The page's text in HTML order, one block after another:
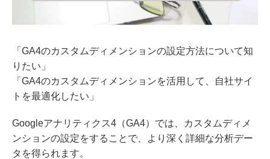
「GA4のカスタムディメンションの設定方法について知
りたい」
「GA4のカスタムディメンションを活用して、自社サイ
トを最適化したい」
Googleアナリティクス4（GA4）では、カスタムディメ
ンションの設定をすることで、より深く詳細な分析デー
タを得られます。